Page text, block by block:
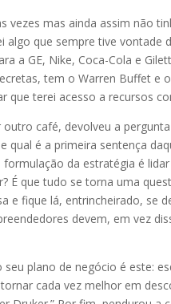
vezes mas ainda assim não
que sempre tive vontade
a GE, Nike, Coca-Cola e
tem o Warren Buffet e
terei acesso a recursos
café, devolveu a
qual é a primeira sentença
da estratégia é
É que tudo se torna uma
e fique lá, entrincheirado, se
devem, em vez
plano de negócio é este:
cada vez melhor em